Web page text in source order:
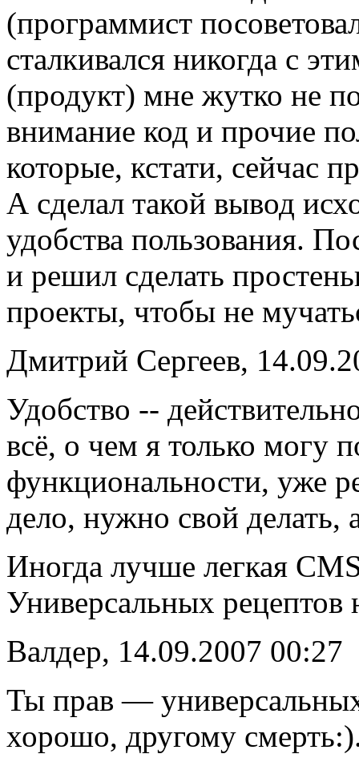
(программист
сталкивался никогда с
(продукт) мне жутко не
внимание код и прочие
которые, кстати, сейчас
А сделал такой вывод
удобства пользования.
и решил сделать
проекты, чтобы не
Дмитрий Сергеев,
Удобство --
всё, о чем я только могу
функциональности, уже
дело, нужно свой делать,
Иногда лучше легкая
Универсальных рецептов
Валдер, 14.09.2007 00:27
Ты прав —
хорошо, другому